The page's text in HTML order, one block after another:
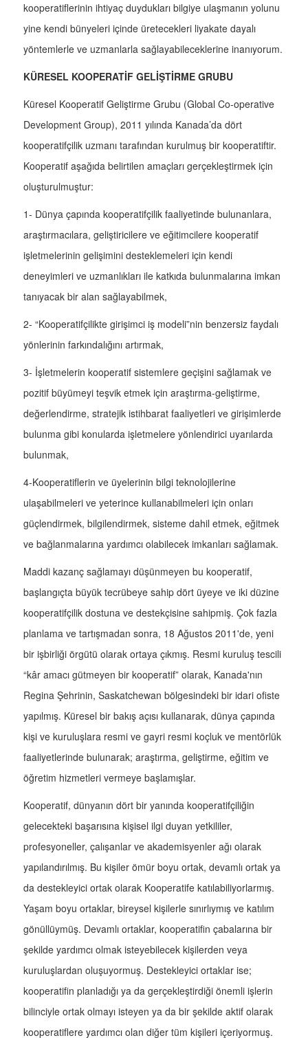
kooperatiflerinin ihtiyaç duydukları bilgiye ulaşmanın yolunu
yine kendi bünyeleri içinde üretecekleri liyakate dayalı
yöntemlerle ve uzmanlarla sağlayabileceklerine inanıyorum.
KÜRESEL KOOPERATİF GELİŞTİRME GRUBU
Küresel Kooperatif Geliştirme Grubu (Global Co-operative
Development Group), 2011 yılında Kanada’da dört
kooperatifçilik uzmanı tarafından kurulmuş bir kooperatiftir.
Kooperatif aşağıda belirtilen amaçları gerçekleştirmek için
oluşturulmuştur:
1- Dünya çapında kooperatifçilik faaliyetinde bulunanlara,
araştırmacılara, geliştiricilere ve eğitimcilere kooperatif
işletmelerinin gelişimini desteklemeleri için kendi
deneyimleri ve uzmanlıkları ile katkıda bulunmalarına imkan
tanıyacak bir alan sağlayabilmek,
2- “Kooperatifçilikte girişimci iş modeli”nin benzersiz faydalı
yönlerinin farkındalığını artırmak,
3- İşletmelerin kooperatif sistemlere geçişini sağlamak ve
pozitif büyümeyi teşvik etmek için araştırma-geliştirme,
değerlendirme, stratejik istihbarat faaliyetleri ve girişimlerde
bulunma gibi konularda işletmelere yönlendirici uyarılarda
bulunmak,
4-Kooperatiflerin ve üyelerinin bilgi teknolojilerine
ulaşabilmeleri ve yeterince kullanabilmeleri için onları
güçlendirmek, bilgilendirmek, sisteme dahil etmek, eğitmek
ve bağlanmalarına yardımcı olabilecek imkanları sağlamak.
Maddi kazanç sağlamayı düşünmeyen bu kooperatif,
başlangıçta büyük tecrübeye sahip dört üyeye ve iki düzine
kooperatifçilik dostuna ve destekçisine sahipmiş. Çok fazla
planlama ve tartışmadan sonra, 18 Ağustos 2011'de, yeni
bir işbirliği örgütü olarak ortaya çıkmış. Resmi kuruluş tescili
“kâr amacı gütmeyen bir kooperatif” olarak, Kanada'nın
Regina Şehrinin, Saskatchewan bölgesindeki bir idari ofiste
yapılmış. Küresel bir bakış açısı kullanarak, dünya çapında
kişi ve kuruluşlara resmi ve gayri resmi koçluk ve mentörlük
faaliyetlerinde bulunarak; araştırma, geliştirme, eğitim ve
öğretim hizmetleri vermeye başlamışlar.
Kooperatif, dünyanın dört bir yanında kooperatifçiliğin
gelecekteki başarısına kişisel ilgi duyan yetkililer,
profesyoneller, çalışanlar ve akademisyenler ağı olarak
yapılandırılmış. Bu kişiler ömür boyu ortak, devamlı ortak ya
da destekleyici ortak olarak Kooperatife katılabiliyorlarmış.
Yaşam boyu ortaklar, bireysel kişilerle sınırlıymış ve katılım
gönüllüymüş. Devamlı ortaklar, kooperatifin çabalarına bir
şekilde yardımcı olmak isteyebilecek kişilerden veya
kuruluşlardan oluşuyormuş. Destekleyici ortaklar ise;
kooperatifin planladığı ya da gerçekleştirdiği önemli işlerin
bilinciyle ortak olmayı isteyen ya da bir şekilde aktif olarak
kooperatiflere yardımcı olan diğer tüm kişileri içeriyormuş.